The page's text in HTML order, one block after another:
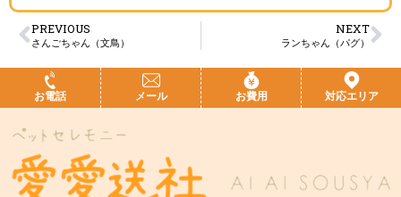
PREVIOUS
さんごちゃん（文鳥）
NEXT
ランちゃん（パグ）
お電話 メール お費用 対応エリア